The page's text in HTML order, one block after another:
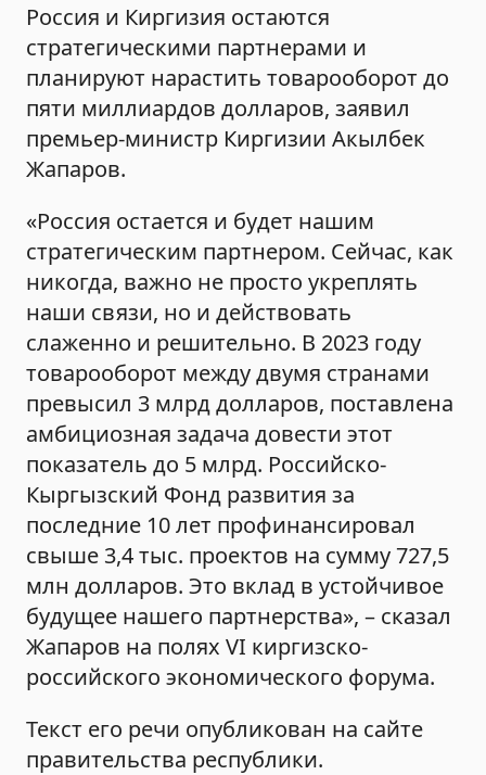
Россия и Киргизия остаются
стратегическими партнерами и
планируют нарастить товарооборот до
пяти миллиардов долларов, заявил
премьер-министр Киргизии Акылбек
Жапаров.
«Россия остается и будет нашим
стратегическим партнером. Сейчас, как
никогда, важно не просто укреплять
наши связи, но и действовать
слаженно и решительно. В 2023 году
товарооборот между двумя странами
превысил 3 млрд долларов, поставлена
амбициозная задача довести этот
показатель до 5 млрд. Российско-
Кыргызский Фонд развития за
последние 10 лет профинансировал
свыше 3,4 тыс. проектов на сумму 727,5
млн долларов. Это вклад в устойчивое
будущее нашего партнерства», – сказал
Жапаров на полях VI киргизско-
российского экономического форума.
Текст его речи опубликован на сайте
правительства республики.